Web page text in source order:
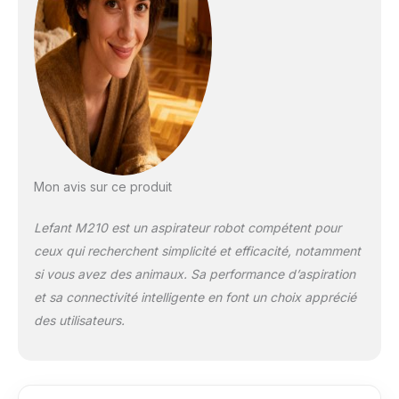
Seulement 28 cm de
large, corps tout-en-
un, il peut entrer et
sortir à volonté du
petit espace de la
maison, le nettoyage
est plus efficace, le
nettoyage】: le robot
aspirateur offre 4
modes de nettoyage,
dont ➊Nettoyage
Mon avis sur ce produit
Lefant M210 est un aspirateur robot compétent pour
ceux qui recherchent simplicité et efficacité, notamment
si vous avez des animaux. Sa performance d’aspiration
et sa connectivité intelligente en font un choix apprécié
des utilisateurs.